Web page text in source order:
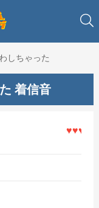
しちゃった
着信音
♥♥♥着メロ